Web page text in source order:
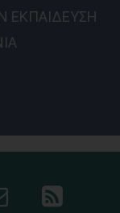
ΕΚΠΑΙΔΕΥΣΗ